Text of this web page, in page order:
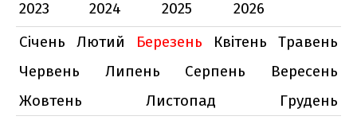
2023
2024 2025
2026
Січень
Лютий Березень Квітень
Травень
Червень
Липень Серпень
Вересень
Жовтень
Листопад
Грудень